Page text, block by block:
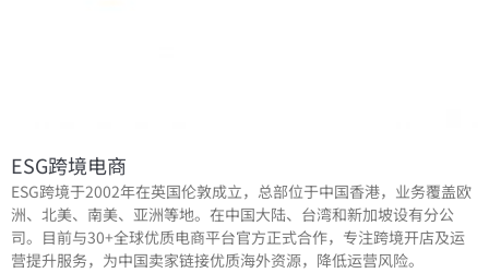
ESG跨境电商
ESG跨境于2002年在英国伦敦成立，总部位于中国香港，业务覆盖欧
洲、北美、南美、亚洲等地。在中国大陆、台湾和新加坡设有分公
司。目前与30+全球优质电商平台官方正式合作，专注跨境开店及运
营提升服务，为中国卖家链接优质海外资源，降低运营风险。